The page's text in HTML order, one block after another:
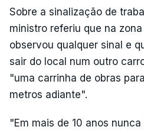
Sobre a sinalização de
ministro referiu que na
observou qualquer sinal e
sair do local num outro
"uma carrinha de obras
metros adiante".
"Em mais de 10 anos